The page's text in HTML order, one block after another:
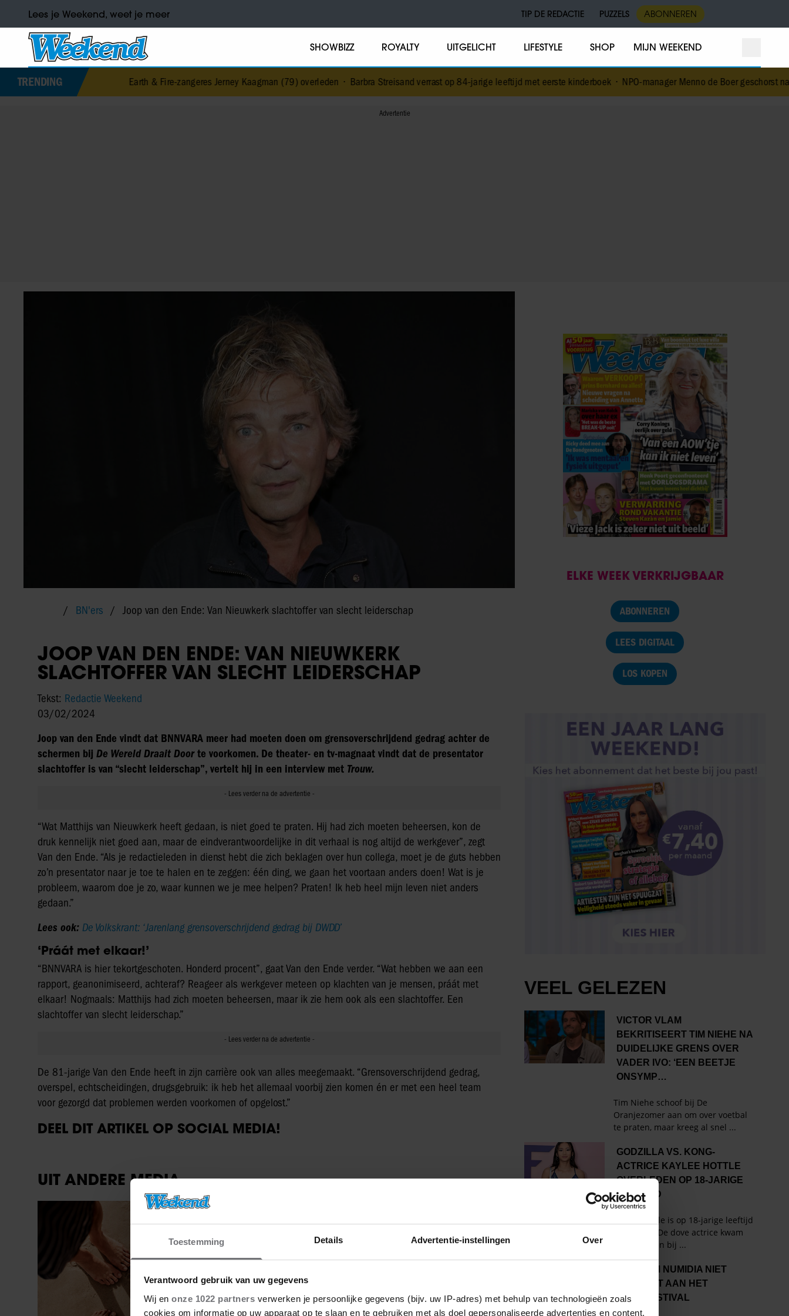
Toestemming Details Advertentie-instellingen Over
Verantwoord gebruik van uw gegevens
Wij en onze 1022 partners verwerken je persoonlijke gegevens (bijv. uw IP-adres) met behulp van technologieën zoals
cookies om informatie op uw apparaat op te slaan en te gebruiken met als doel gepersonaliseerde advertenties en content,
Lees je Weekend, weet je meer TIP DE REDACTIE PUZZELS ABONNEREN
SHOWBIZZ ROYALTY UITGELICHT LIFESTYLE SHOP MIJN WEEKEND
TRENDING Earth & Fire-zangeres Jerney Kaagman (79) overleden• Barbra Streisand verrast op 84-jarige leeftijd met eerste kinderboek•NPO-manager Menno de Boer geschorst na versturen
BN'ers Joop van den Ende: Van Nieuwkerk slachtoffer van slecht leiderschap
JOOP VAN DEN ENDE: VAN NIEUWKERK
SLACHTOFFER VAN SLECHT LEIDERSCHAP
Tekst: Redactie Weekend
03/02/2024
Joop van den Ende vindt dat BNNVARA meer had moeten doen om grensoverschrijdend gedrag achter de
schermen bij De Wereld Draait Doorte voorkomen. De theater- en tv-magnaat vindt dat de presentator
slachtoffer is van “slecht leiderschap”, vertelt hij in een interview met Trouw.
“Wat Matthijs van Nieuwkerk heeft gedaan, is niet goed te praten. Hij had zich moeten beheersen, kon de
druk kennelijk niet goed aan, maar de eindverantwoordelijke in dit verhaal is nog altijd de werkgever”, zegt
Van den Ende. “Als je redactieleden in dienst hebt die zich beklagen over hun collega, moet je de guts hebben
zo’n presentator naar je toe te halen en te zeggen: één ding, we gaan het voortaan anders doen! Wat is je
probleem, waarom doe je zo, waar kunnen we je mee helpen? Praten! Ik heb heel mijn leven niet anders
gedaan.”
Lees ook: De Volkskrant: ‘Jarenlang grensoverschrijdend gedrag bij DWDD’
‘Práát met elkaar!’
“BNNVARA is hier tekortgeschoten. Honderd procent”, gaat Van den Ende verder. “Wat hebben we aan een
rapport, geanonimiseerd, achteraf? Reageer als werkgever meteen op klachten van je mensen, práát met
elkaar! Nogmaals: Matthijs had zich moeten beheersen, maar ik zie hem ook als een slachtoffer. Een
slachtoffer van slecht leiderschap.”
De 81-jarige Van den Ende heeft in zijn carrière ook van alles meegemaakt. “Grensoverschrijdend gedrag,
overspel, echtscheidingen, drugsgebruik: ik heb het allemaal voorbij zien komen én er met een heel team
voor gezorgd dat problemen werden voorkomen of opgelost.”
DEEL DIT ARTIKEL OP SOCIAL MEDIA!
UIT ANDERE MEDIA
ELKE WEEK VERKRIJGBAAR
ABONNEREN
LEES DIGITAAL
LOS KOPEN